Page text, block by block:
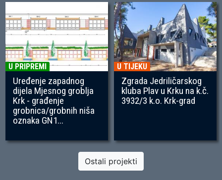
U PRIPREMI
Uređenje zapadnog
dijela Mjesnog groblja
Krk - građenje
grobnica/grobnih niša
oznaka GN1...
U TIJEKU
Zgrada Jedriličarskog
kluba Plav u Krku na k.č.
3932/3 k.o. Krk-grad
Ostali projekti